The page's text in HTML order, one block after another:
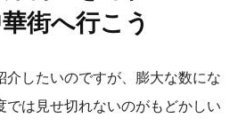
街へ行こう
介したいのですが、膨大な数にな
では見せ切れないのがもどかしい